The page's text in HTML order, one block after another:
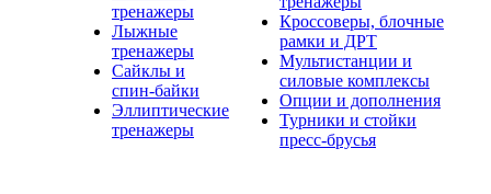
тренажеры
Лыжные
тренажеры
Сайклы и
спин-байки
Эллиптические
тренажеры
Кроссоверы, блочные
рамки и ДРТ
Мультистанции и
силовые комплексы
Опции и дополнения
Турники и стойки
пресс-брусья